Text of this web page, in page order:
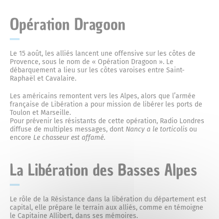
Les baraques militaires
La poudrière Lucrèce
Les fusillés du 8 juin 1944
19 août 1944 : la libération
La fête de la Libération
Plan interactif de Forcalquier
Exposition temporaire
Services
Scolaires
La médiathèque
Plan Local d’Urbanisme
Mon adresse
Les installations sportives
Vie associative
Elections
Développement durable
Opération programmée d’amélioration de l’habitat
(OPAH)
Opération Dragoon
Le 15 août, les alliés lancent une offensive sur les côtes de
Provence, sous le nom de « Opération Dragoon ». Le
débarquement a lieu sur les côtes varoises entre Saint-
Raphaël et Cavalaire.
Les américains remontent vers les Alpes, alors que l’armée
française de Libération a pour mission de libérer les ports de
Toulon et Marseille.
Pour prévenir les résistants de cette opération, Radio Londres
diffuse de multiples messages, dont Nancy a le torticolis ou
encore Le chasseur est affamé.
La Libération des Basses Alpes
Le rôle de la Résistance dans la libération du département est
capital, elle prépare le terrain aux alliés, comme en témoigne
le Capitaine Allibert, dans ses mémoires.